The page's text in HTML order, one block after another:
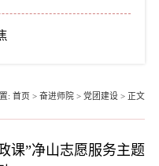
: 首页 > 奋进师院 > 党团建设 > 正文
课”净山志愿服务主题